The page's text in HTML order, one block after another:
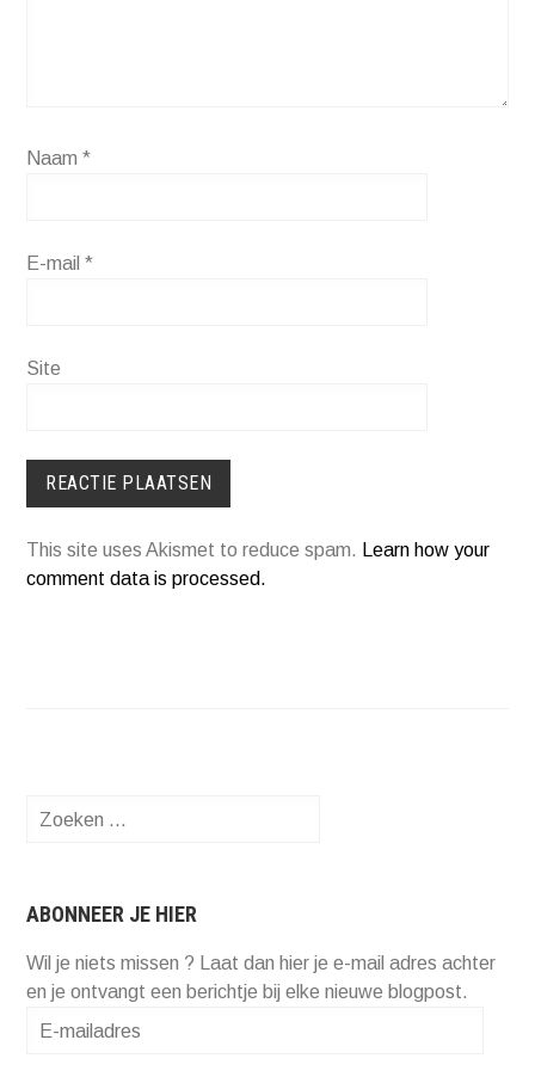
Naam*
E-mail*
Site
This site uses Akismet to reduce spam. Learn how your
comment data is processed.
Zoeken
ABONNEER JE HIER
Wil je niets missen ? Laat dan hier je e-mail adres achter
en je ontvangt een berichtje bij elke nieuwe blogpost.
E-